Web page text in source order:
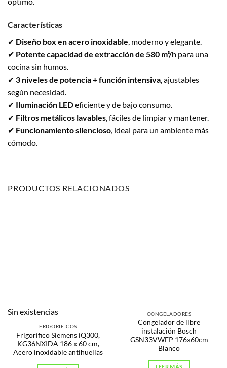
Características
✔ Diseño box en acero inoxidable, moderno y elegante.
✔ Potente capacidad de extracción de 580 m³/h para una
cocina sin humos.
✔ 3 niveles de potencia + función intensiva, ajustables
según necesidad.
✔ Iluminación LEDeficiente y de bajo consumo.
✔ Filtros metálicos lavables, fáciles de limpiar y mantener.
✔ Funcionamiento silencioso, ideal para un ambiente más
cómodo.
PRODUCTOS RELACIONADOS
Sin existencias
FRIGORÍFICOS
Frigorífico Siemens iQ300,
KG36NXIDA 186 x 60 cm,
Acero inoxidable antihuellas
CONGELADORES
Congelador de libre
instalación Bosch
GSN33VWEP 176x60cm
Blanco
LEER MÁS